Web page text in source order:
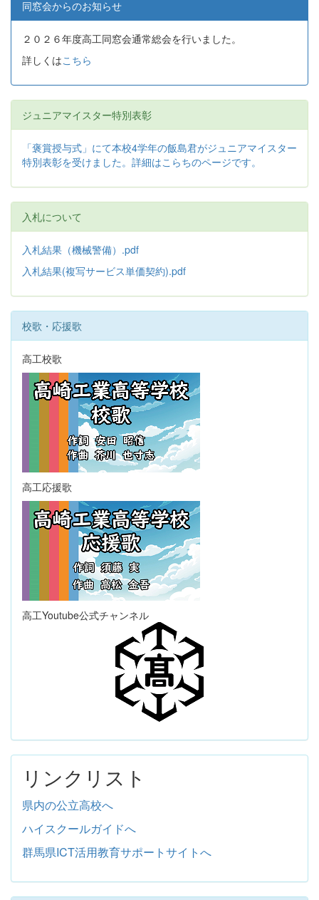
同窓会からのお知らせ
２０２６年度高工同窓会通常総会を行いました。
詳しくはこちら
ジュニアマイスター特別表彰
「褒賞授与式」にて本校4学年の飯島君がジュニアマイスター
特別表彰を受けました。詳細はこらちのページです。
入札について
入札結果（機械警備）.pdf
入札結果(複写サービス単価契約).pdf
校歌・応援歌
高工校歌
高工応援歌
高工Youtube公式チャンネル
リンクリスト
県内の公立高校へ
ハイスクールガイドへ
群馬県ICT活用教育サポートサイトへ